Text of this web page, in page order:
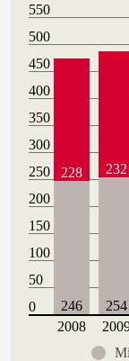
550
500
450
400
350
300
250
200
150
100
50
0
2008
246
228
254
232